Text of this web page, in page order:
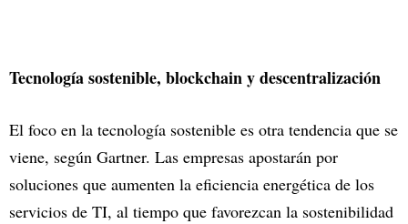
Tecnología sostenible, blockchain y descentralización
El foco en la tecnología sostenible es otra tendencia que se
viene, según Gartner. Las empresas apostarán por
soluciones que aumenten la eficiencia energética de los
servicios de TI, al tiempo que favorezcan la sostenibilidad